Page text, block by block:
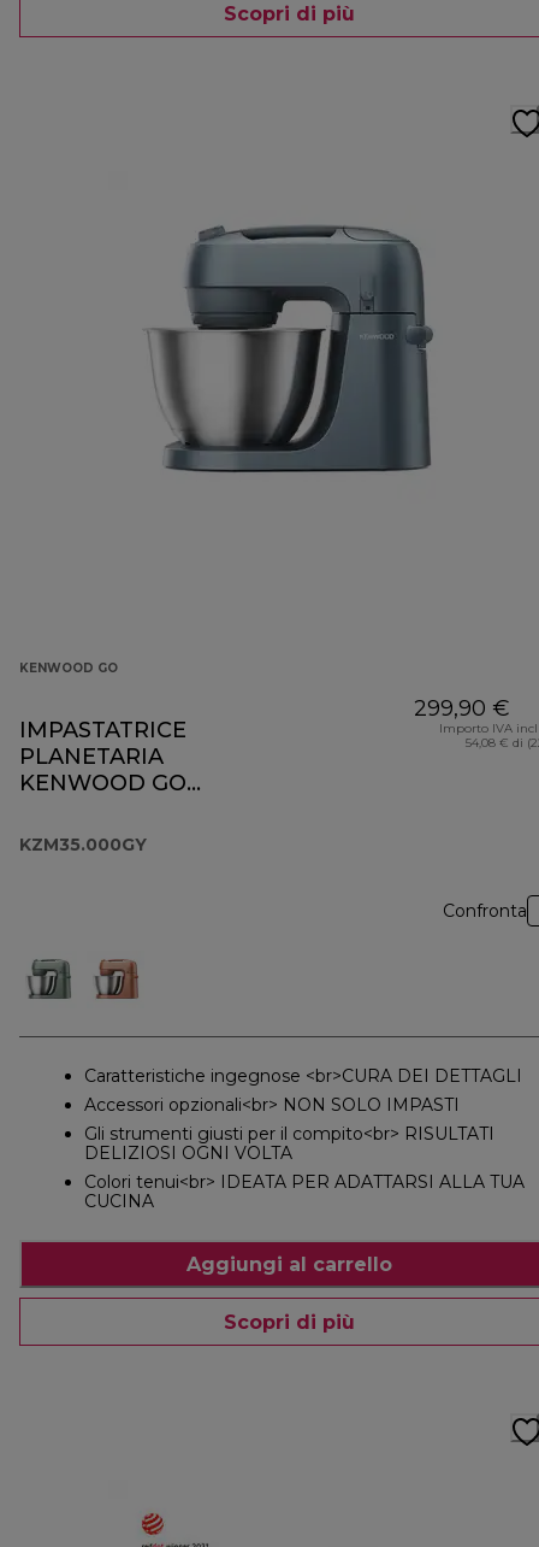
Scopri di più
KENWOOD GO
IMPASTATRICE
PLANETARIA
KENWOOD GO
KZM35.000GY
299,90 €
Importo IVA
54,08 € di
Confronta
Caratteristiche ingegnose <br>CURA DEI DETTAGLI
Accessori opzionali<br> NON SOLO IMPASTI
Gli strumenti giusti per il compito<br> RISULTATI
DELIZIOSI OGNI VOLTA
Colori tenui<br> IDEATA PER ADATTARSI ALLA TUA
CUCINA
Aggiungi al carrello
Scopri di più